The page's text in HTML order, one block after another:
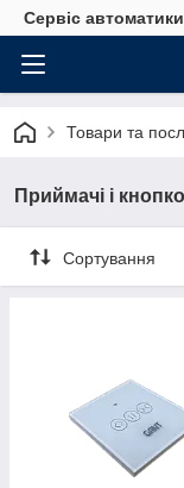
Сервіс автоматики
Товари та
Приймачі і
Сортування